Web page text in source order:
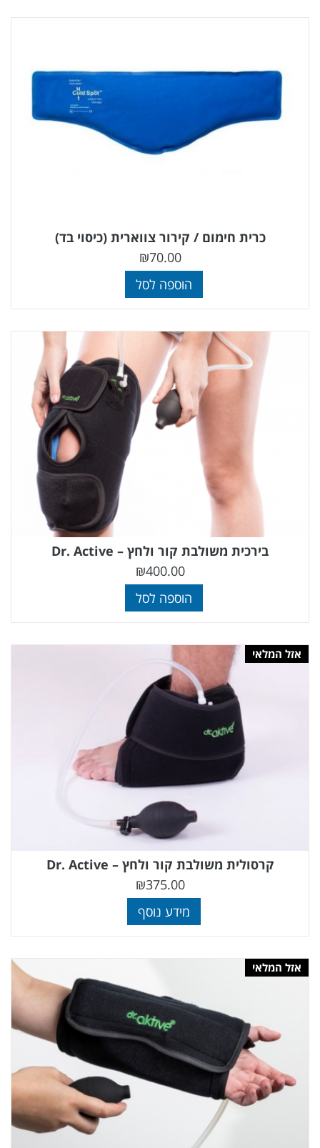
כרית חימום / קירור צווארית (כיסוי בד)
₪70.00
הוספה לסל
בירכית משולבת קור ולחץ – Dr. Active
₪400.00
הוספה לסל
אזל המלאי
קרסולית משולבת קור ולחץ – Dr. Active
₪375.00
מידע נוסף
אזל המלאי